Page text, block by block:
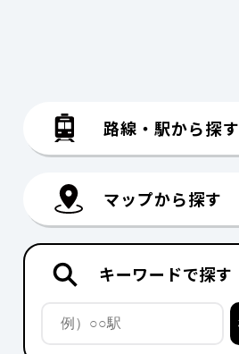
路線・駅から探す
マップから探す
キーワードで探す